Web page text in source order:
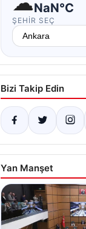
NaN°C
ŞEHIR SEÇ
Bizi Takip Edin
Yan Manşet